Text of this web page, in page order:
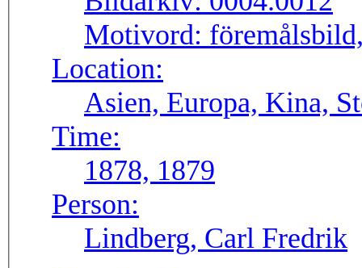
Motivord:
Location:
Asien, Europa, Kina,
Time:
1878, 1879
Person:
Lindberg, Carl Fredrik